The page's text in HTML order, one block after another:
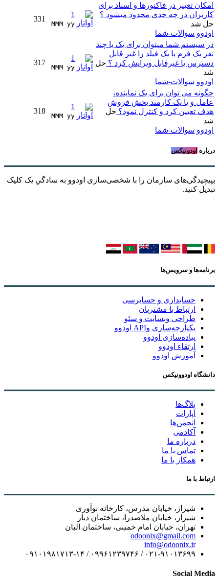
امکان تغییر در فاکتورها و اسناد برای
کاربران در چه حدی محدود میشود ؟
حل شد
اودوو سوالات-شما
1
MMM yy
331
در سیستم شما میتوان برای یک یا چند
نفر یک فرم یا یک فیلد را غیر قابل
دسترس یا غیرقابل ویرایش کرد ؟ حل
شد
اودوو سوالات-شما
1
MMM yy
317
چگونه می توان برای یک نماینده،
عامل و یا یک کارمند بخش فروش
هدف تعیین کرد و کنترل نمود؟ حل
شد
اودوو سوالات-شما
1
MMM yy
318
درباره اودونیکس
بپیچیدگی‌های سازمان را با شخصی‌سازی اودوو به سادگیِ یک کلیک
تبدیل کنید.
برنامه‌ها و سرویس‌ها
حسابداری و حسابرسی
ارتباط با مشتریان
طراحی وبسایت و سئو
یکپارچه‌سازی وAPI اودوو
پیاده‌سازی اودوو
ارتقاء اودوو
آموزش اودوو
دانشگاه اودوونیکس
بلاگ‌ها
آپارات
انجمن‌ها
آکادمی
درباره ما
تماس با ما
همکار با ما
ارتباط با ما
شیراز، خیابان مدرس، کارخانه نوآوری
شیراز، خیابان ملاصدرا، ساختمان دیار
تهران، خیابان امام خمینی، ساختمان البان
odoonix@gmail.com
info@odoonix.ir
۰۲۱-۹۱۰۱۳۶۹۹ / ۰۹۹۶۱۲۳۹۷۴۶ / ۰۹۱۰۱۹۸۱۷۱۳-۱۴
Social Media